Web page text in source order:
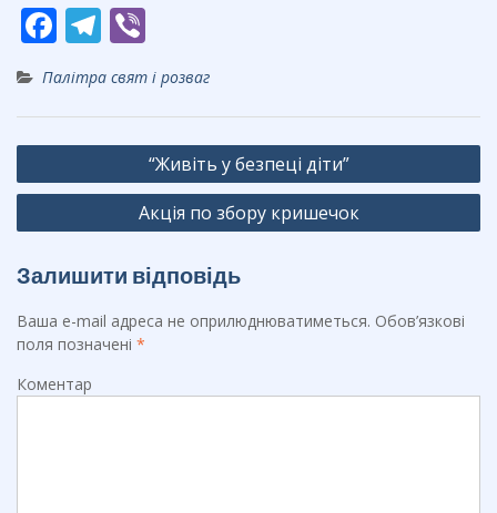
F
ac
e
b
o
k
T
e
gr
m
b
er
Палітра свят і розваг
Навігація
записів
“Живіть у безпеці діти”
Акція по збору кришечок
Залишити відповідь
Ваша e-mail адреса не оприлюднюватиметься. Обов’язкові
поля позначені *
Коментар